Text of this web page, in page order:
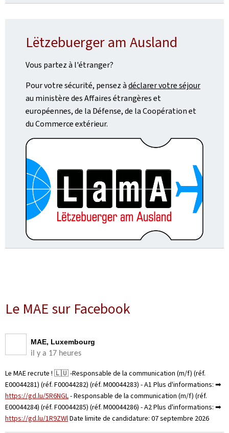
Lëtzebuerger am Ausland
Vous partez à l'étranger?
Pour votre sécurité, pensez àdéclarer votre séjour
au ministère des Affaires étrangères et
européennes, de la Défense, de la Coopération et
du Commerce extérieur.
Le MAE sur Facebook
MAE, Luxembourg
il y a 17 heures
Le MAE recrute ! 🇱🇺 -Responsable de la communication (m/f) (réf.
E00044281) (réf. F00044282) (réf. M00044283) - A1 Plus d'informations: ➡
https://gd.lu/5R6NGL- Responsable de la communication (m/f) (réf.
E00044284) (réf. F00044285) (réf. M00044286) - A2 Plus d'informations: ➡
https://gd.lu/1R9ZWlDate limite de candidature: 07 septembre 2026